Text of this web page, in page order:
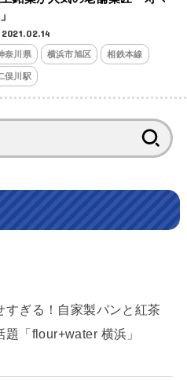
2021.02.14
奈川県 横浜市旭区 相鉄本線
俣川駅
索:
すぎる！自家製パンと紅茶
「flour+water 横浜」